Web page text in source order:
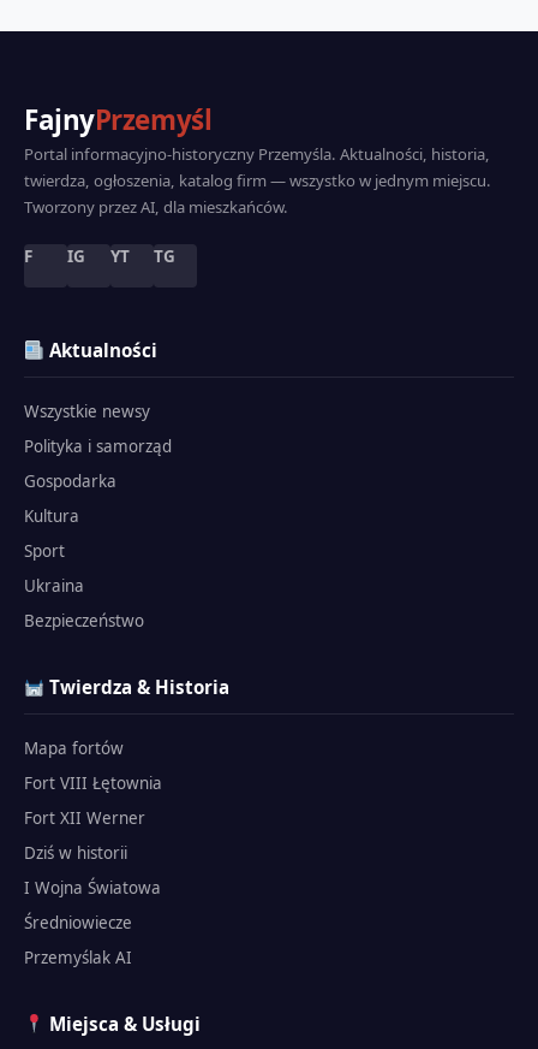
FajnyPrzemyśl
Portal informacyjno-historyczny Przemyśla. Aktualności, historia,
twierdza, ogłoszenia, katalog firm — wszystko w jednym miejscu.
Tworzony przez AI, dla mieszkańców.
F IG YT TG
Aktualności
Wszystkie newsy
Polityka i samorząd
Gospodarka
Kultura
Sport
Ukraina
Bezpieczeństwo
Twierdza & Historia
Mapa fortów
Fort VIII Łętownia
Fort XII Werner
Dziś w historii
I Wojna Światowa
Średniowiecze
Przemyślak AI
Miejsca & Usługi